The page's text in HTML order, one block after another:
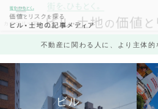
不動産に関わる人に、より主体的
ビル
カテゴリ一覧